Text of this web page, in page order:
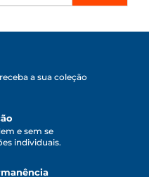
a sua coleção
e sem se
individuais.